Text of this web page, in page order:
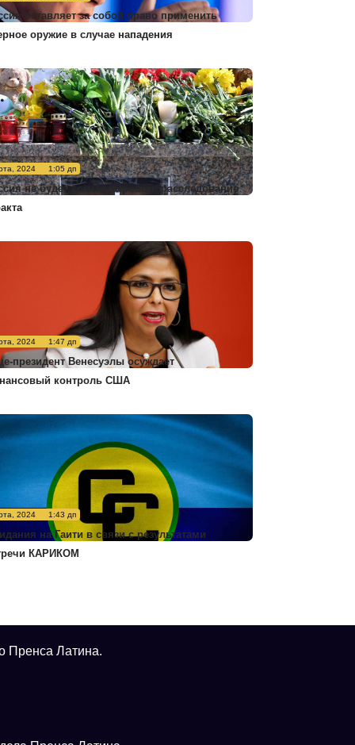
оставляет за собой право применить
оружие в случае нападения
2024 1:05 дп
не будет комментировать расследование
2024 1:47 дп
президент Венесуэлы осуждает
контроль США
2024 1:43 дп
на Гаити в связи с результатами
КАРИКОМ
Пренса Латина.